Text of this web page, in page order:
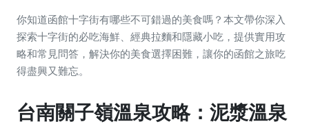
你知道函館十字街有哪些不可錯過的美食嗎？本文帶你深入
探索十字街的必吃海鮮、經典拉麵和隱藏小吃，提供實用攻
略和常見問答，解決你的美食選擇困難，讓你的函館之旅吃
得盡興又難忘。
台南關子嶺溫泉攻略：泥漿溫泉